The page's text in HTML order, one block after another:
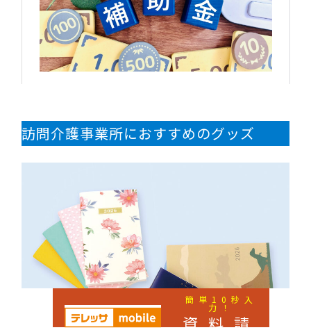
簡単10秒入
力！
資料請
訪問介護事業所におすすめのグッズ